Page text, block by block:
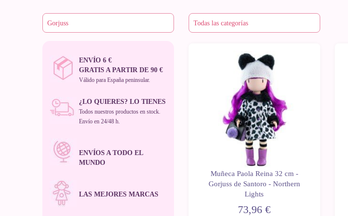
ENVÍO 6 €
GRATIS A PARTIR DE 90 €
Válido para España peninsular.
¿LO QUIERES? LO TIENES
Todos nuestros productos en stock.
Envío en 24/48 h.
ENVÍOS A TODO EL
MUNDO
LAS MEJORES MARCAS
Muñeca Paola Reina 32 cm -
Gorjuss de Santoro - Northern
Lights
73,96 €